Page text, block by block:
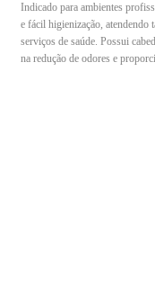
Indicado para ambientes
e fácil higienização, atendendo
serviços de saúde. Possui
na redução de odores e